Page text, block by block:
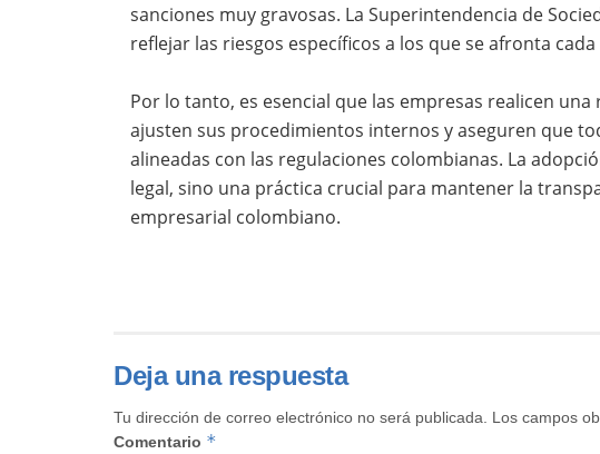
sanciones muy gravosas. La Superintendencia de
reflejar las riesgos específicos a los que se afronta
Por lo tanto, es esencial que las empresas realicen
ajusten sus procedimientos internos y aseguren que
alineadas con las regulaciones colombianas. La
legal, sino una práctica crucial para mantener la
empresarial colombiano.
Deja una respuesta
Tu dirección de correo electrónico no será publicada. Los campos
Comentario *